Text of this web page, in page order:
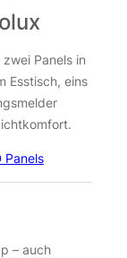
Panels in
Esstisch, eins
Panels
– auch